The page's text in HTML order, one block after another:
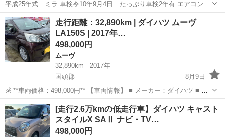
平成25年式 ミラ 車検令10年9月4日 たっぷり車検2年有 エアコン冷
え冷え タイヤ🛞バリ有り スペアキー1 燃費 ⭕️ 外装 綺麗 室内
綺麗 ラジオ CD 禁煙車 タバコ臭い🈚️ 恩納村名嘉真...
沖縄 国頭郡 てだこ浦西駅 ミライース
走行距離：32,890km | ダイハツ ムーヴ
LA150S | 2017年…
498,000円
ムーヴ
32,890km
2017年
国頭郡
8月9日
💰 **車両価格：498,000円** 【車両情報】 ■ メーカー：ダイハツ ■ 車
種：ムーヴ LA150S ■ エンジン排気量：660cc ■ ドア数：5ドア ■ ト
ランスミッション：オートマチック ■ ...
沖縄 国頭郡 ムーヴ
[走行2.6万kmの低走行車】ダイハツ キャスト
スタイルX SAⅡ ナビ・TV…
498,000円